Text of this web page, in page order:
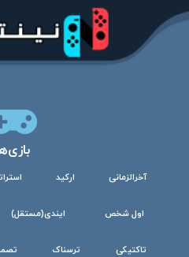
آخرالزمانی ارکید
اول شخص ایندی(مستقل)
تاکتیکی ترسناک